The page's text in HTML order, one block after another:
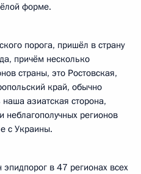
форме.
порога, пришёл в страну
причём несколько
страны, это Ростовская,
край, обычно
азиатская сторона,
неблагополучных регионов
c Украины.
в 47 регионах всех